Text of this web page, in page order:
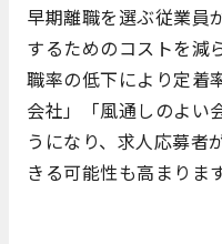
早期離職を選ぶ従業員
するためのコストを減
職率の低下により定着
会社」「風通しのよい
うになり、求人応募者
きる可能性も高まります